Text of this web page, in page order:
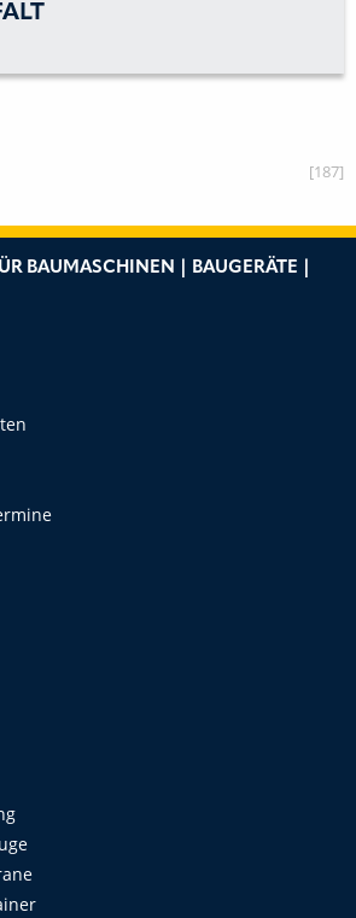
[187]
BAUMASCHINEN | BAUGERÄTE |